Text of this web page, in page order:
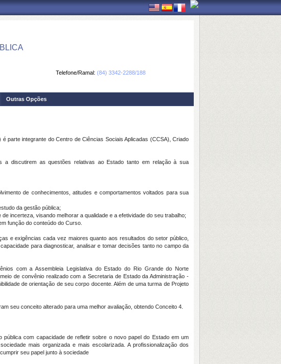
Telefone/Ramal: (84) 3342-2288/188
Outras Opções
parte integrante do Centro de Ciências Sociais Aplicadas (CCSA), Criado
a discutirem as questões relativas ao Estado tanto em relação à sua
de conhecimentos, atitudes e comportamentos voltados para sua
da gestão pública;
incerteza, visando melhorar a qualidade e a efetividade do seu trabalho;
função do conteúdo do Curso.
e exigências cada vez maiores quanto aos resultados do setor público,
para diagnosticar, analisar e tomar decisões tanto no campo da
com aAssembleia Legislativa do Estado do Rio Grande do Norte
de convênio realizado com a Secretaria de Estado da Administração -
de orientação de seu corpo docente. Além de uma turma de Projeto
seu conceito alterado para uma melhor avaliação, obtendo Conceito 4.
com capacidade de refletir sobre o novo papel do Estado em um
mais organizada e mais escolarizada. A profissionalização dos
seu papel junto à sociedade